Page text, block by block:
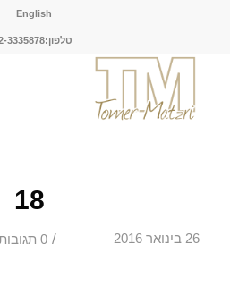
English
טלפון:052-3335878
18
26 בינואר 2016 / 0 תגובות